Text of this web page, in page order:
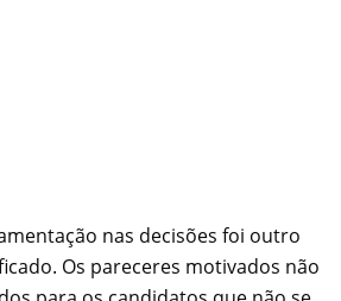
nas decisões foi outro
Os pareceres motivados não